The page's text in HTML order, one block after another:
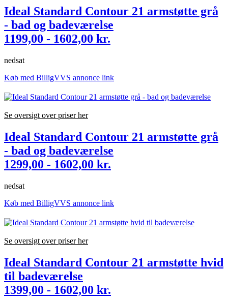
Ideal Standard Contour 21 armstøtte grå
- bad og badeværelse
1199,00 - 1602,00 kr.
nedsat
Køb med BilligVVS annonce link
Se oversigt over priser her
Ideal Standard Contour 21 armstøtte grå
- bad og badeværelse
1299,00 - 1602,00 kr.
nedsat
Køb med BilligVVS annonce link
Se oversigt over priser her
Ideal Standard Contour 21 armstøtte hvid
til badeværelse
1399,00 - 1602,00 kr.